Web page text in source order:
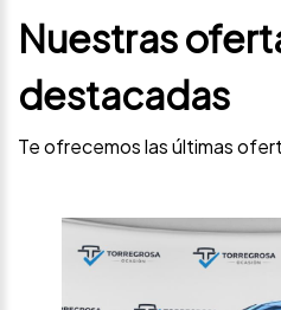
Nuestras
destacadas
Te ofrecemos las últimas